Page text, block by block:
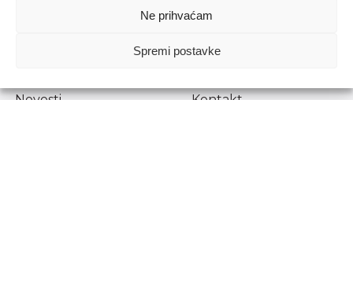
Ne prihvaćam
Spremi postavke
1778129
Prenošenje sadržaja dopušteno je uz navođenje izvora.
Novosti
Kontakt